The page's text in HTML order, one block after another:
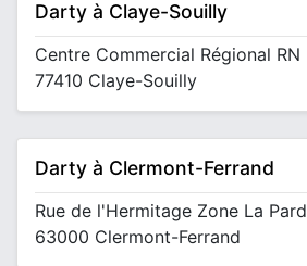
Darty à Claye-Souilly
Centre Commercial Régional RN
77410 Claye-Souilly
Darty à Clermont-Ferrand
Rue de l'Hermitage Zone La
63000 Clermont-Ferrand